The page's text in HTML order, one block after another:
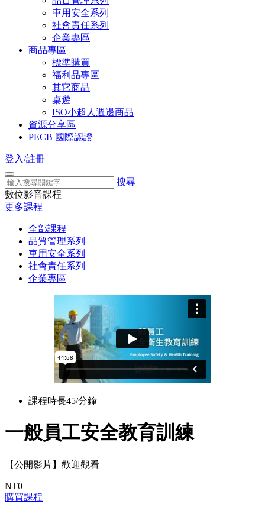
車用安全系列
社會責任系列
企業專區
商品專區
標準購買
福利品專區
其它商品
桌遊
ISO小超人週邊商品
資源分享區
PECB 國際認證
登入/註冊
搜尋
數位影音課程
更多課程
全部課程
品質管理系列
車用安全系列
社會責任系列
企業專區
課程時長45/分鐘
一般員工安全教育訓練
【公開影片】歡迎觀看
NT0
購買課程